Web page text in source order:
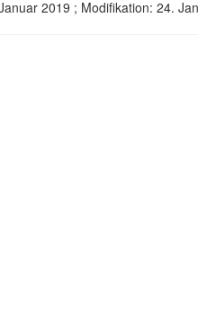
2019 ; Modifikation: 24.